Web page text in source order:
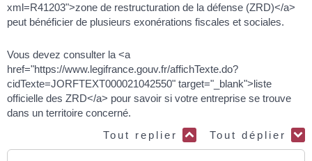
xml=R41203">zone de restructuration de la défense (ZRD)</a>
peut bénéficier de plusieurs exonérations fiscales et sociales.
Vous devez consulter la <a
href="https://www.legifrance.gouv.fr/affichTexte.do?
cidTexte=JORFTEXT000021042550" target="_blank">liste
officielle des ZRD</a> pour savoir si votre entreprise se trouve
dans un territoire concerné.
Tout replier
Tout déplier